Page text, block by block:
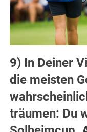
9) In Deiner
die meisten
träumen: Du